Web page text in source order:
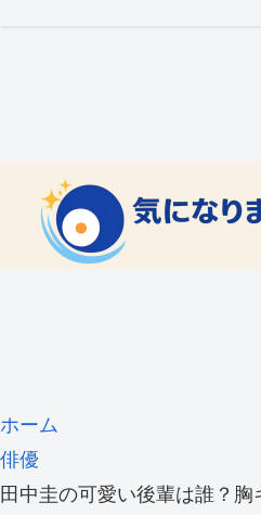
ホーム
俳優
田中圭の可愛い後輩は誰？